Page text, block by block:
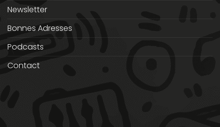
Newsletter
Bonnes Adresses
Podcasts
Contact